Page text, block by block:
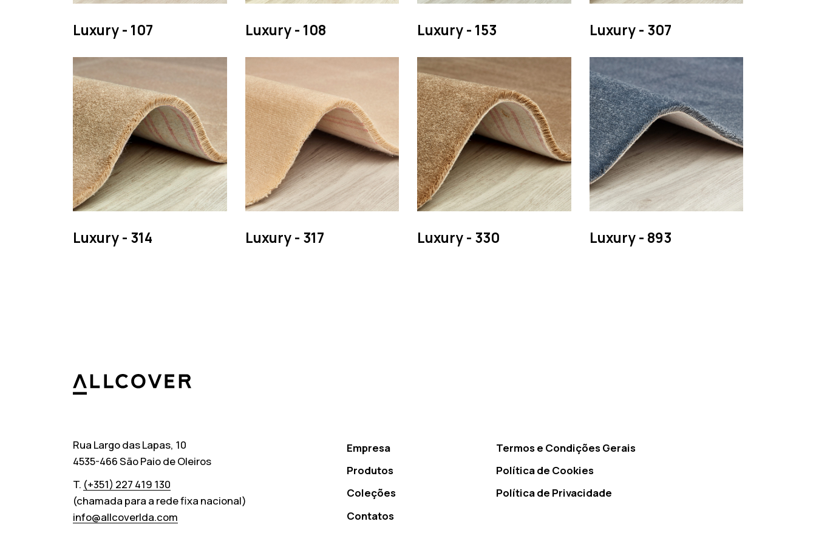
Luxury - 107 Luxury - 108 Luxury - 153 Luxury - 307
Luxury - 314 Luxury - 317 Luxury - 330 Luxury - 893
Rua Largo das Lapas, 10
4535-466 São Paio de Oleiros
T. (+351) 227 419 130
(chamada para a rede fixa nacional)
info@allcoverlda.com
Empresa
Produtos
Coleções
Contatos
Termos e Condições Gerais
Política de Cookies
Política de Privacidade